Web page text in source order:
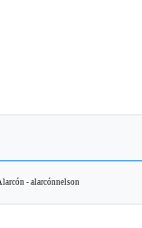
- alarcónnelson